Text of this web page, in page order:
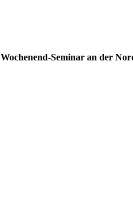
Wochenend-Seminar an der